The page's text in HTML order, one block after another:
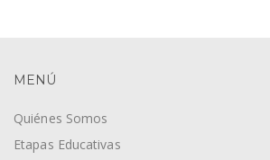
MENÚ
Quiénes Somos
Etapas Educativas